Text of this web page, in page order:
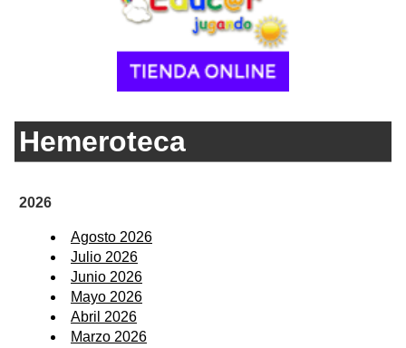
Hemeroteca
2026
Agosto 2026
Julio 2026
Junio 2026
Mayo 2026
Abril 2026
Marzo 2026